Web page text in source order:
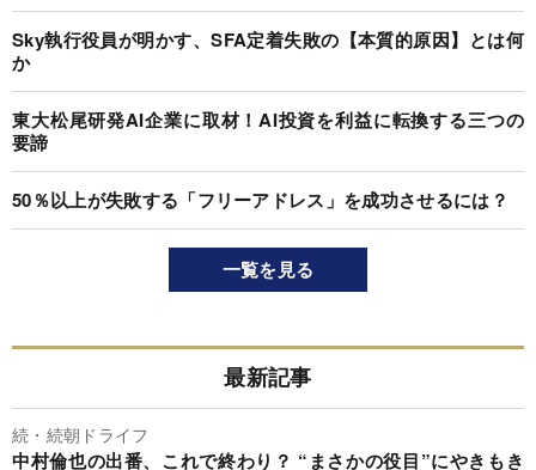
Sky執行役員が明かす、SFA定着失敗の【本質的原因】とは何
か
東大松尾研発AI企業に取材！AI投資を利益に転換する三つの
要諦
50％以上が失敗する「フリーアドレス」を成功させるには？
一覧を見る
最新記事
続・続朝ドライフ
中村倫也の出番、これで終わり？ “まさかの役目”にやきもき